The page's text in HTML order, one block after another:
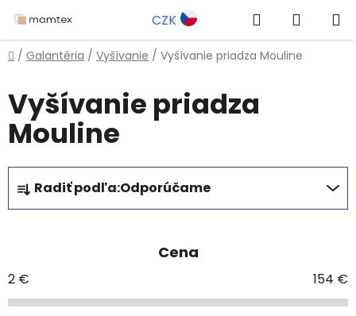
na
obsah
CZK Hľadať
KOŠÍK
Domov
/ Galantéria / Vyšívanie / Vyšívanie priadza Mouline
Vyšívanie priadza
Mouline
R
a
d
i
e
Radiť podľa:Odporúčame
Cena
2 € 154 €